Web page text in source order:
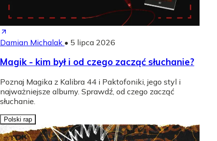
Damian Michalak • 5 lipca 2026
Magik - kim był i od czego zacząć słuchanie?
Poznaj Magika z Kalibra 44 i Paktofoniki, jego styl i
najważniejsze albumy. Sprawdź, od czego zacząć
słuchanie.
Polski rap